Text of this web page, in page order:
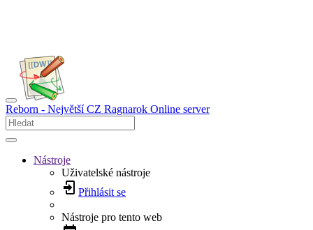
Reborn - Největší CZ Ragnarok Online server
Nástroje
Uživatelské nástroje
Přihlásit se
Nástroje pro tento web